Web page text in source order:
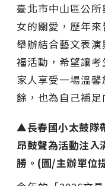
臺北市中山區公
女的關愛，歷年
舉辦結合藝文表
福活動，希望讓
家人享受一場溫
餘，也為自己補足
▲長春國小太鼓隊
昂鼓聲為活動注入
勝。(圖/主辦單位